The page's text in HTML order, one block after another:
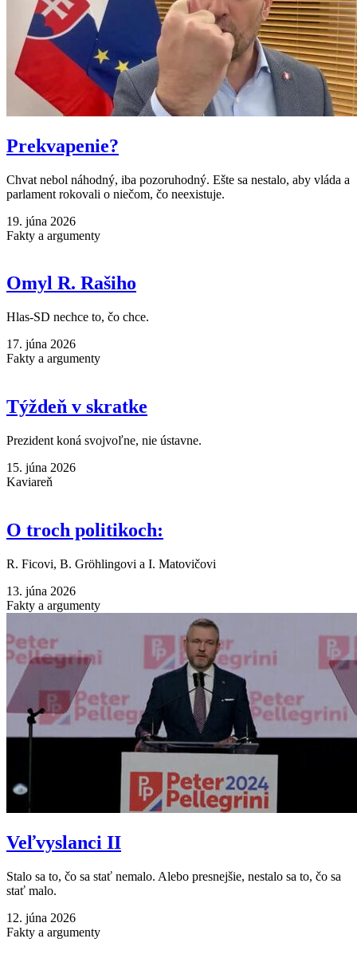
Prekvapenie?
Chvat nebol náhodný, iba pozoruhodný. Ešte sa nestalo, aby vláda a
parlament rokovali o niečom, čo neexistuje.
19. júna 2026
Fakty a argumenty
Omyl R. Rašiho
Hlas-SD nechce to, čo chce.
17. júna 2026
Fakty a argumenty
Týždeň v skratke
Prezident koná svojvoľne, nie ústavne.
15. júna 2026
Kaviareň
O troch politikoch:
R. Ficovi, B. Gröhlingovi a I. Matovičovi
13. júna 2026
Fakty a argumenty
Veľvyslanci II
Stalo sa to, čo sa stať nemalo. Alebo presnejšie, nestalo sa to, čo sa
stať malo.
12. júna 2026
Fakty a argumenty